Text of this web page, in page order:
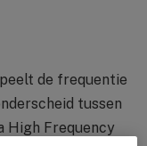
de frequentie
tussen
High Frequency